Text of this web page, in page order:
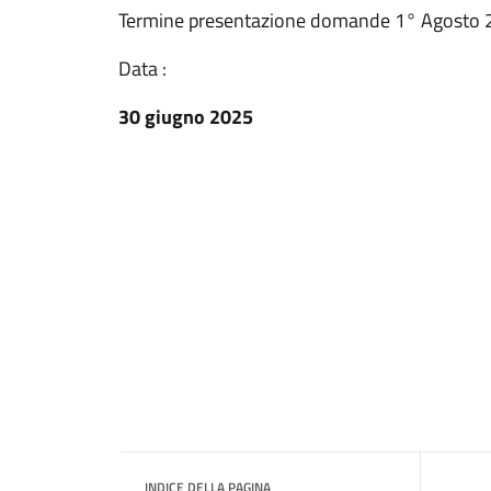
Termine presentazione domande 1° Agosto
Data :
30 giugno 2025